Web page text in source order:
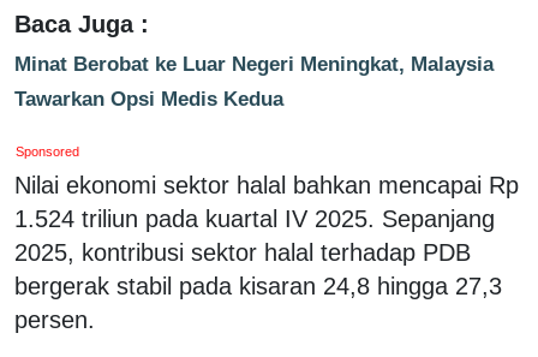
Baca Juga :
Minat Berobat ke Luar Negeri Meningkat, Malaysia
Tawarkan Opsi Medis Kedua
Sponsored
Nilai ekonomi sektor halal bahkan mencapai Rp
1.524 triliun pada kuartal IV 2025. Sepanjang
2025, kontribusi sektor halal terhadap PDB
bergerak stabil pada kisaran 24,8 hingga 27,3
persen.